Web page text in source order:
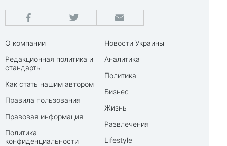
О компании
Редакционная политика и
стандарты
Как стать нашим автором
Правила пользования
Правовая информация
Политика
конфиденциальности
Новости Украины
Аналитика
Политика
Бизнес
Жизнь
Развлечения
Lifestyle